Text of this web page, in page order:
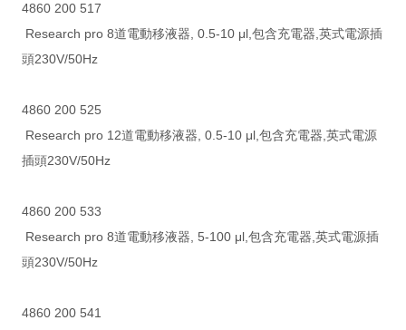
4860 200 517
Research pro 8道電動移液器, 0.5-10 μl,包含充電器,英式電源插
頭230V/50Hz
4860 200 525
Research pro 12道電動移液器, 0.5-10 μl,包含充電器,英式電源
插頭230V/50Hz
4860 200 533
Research pro 8道電動移液器, 5-100 μl,包含充電器,英式電源插
頭230V/50Hz
4860 200 541